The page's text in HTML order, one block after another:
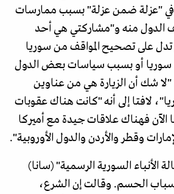
في "عزلة ضمن عزلة" بسبب ممارسات
الدول منه و"مشاركتي هي أحد
تدل على تصحيح المواقف من سوريا
أو بسبب سياسات بعض الدول
شك أن الزيارة هي من عناوين
لافتا إلى أنه "كانت هناك عقوبات
منذ 1979. أما الآن فهناك علاقات جيدة مع أميركا
وقطر والأردن والدول الأوروبية".
السورية الرسمية" (سانا)
الحسم. وقالت إن الشرع،